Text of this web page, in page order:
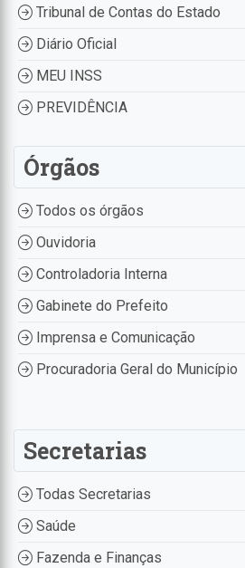
Tribunal de Contas do Estado
Diário Oficial
MEU INSS
PREVIDÊNCIA
Órgãos
Todos os órgãos
Ouvidoria
Controladoria Interna
Gabinete do Prefeito
Imprensa e Comunicação
Procuradoria Geral do Município
Secretarias
Todas Secretarias
Saúde
Fazenda e Finanças